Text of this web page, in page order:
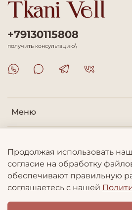
Меню
Информация
+79130115808
получить консультацию\
Продолжая использовать
согласие на обработку
обеспечивают правильную
соглашаетесь с нашей